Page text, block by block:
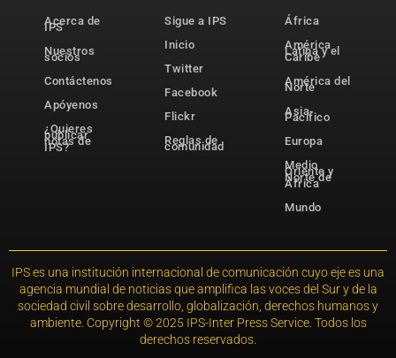
Acerca de
IPS
Nuestros
socios
Contáctenos
Apóyenos
¿Quieres
publicar
notas de
IPS?
Sigue a IPS
Inicio
Twitter
Facebook
Flickr
Reglas de
comunidad
África
América
Latina y el
Caribe
América del
Norte
Asia-
Pacífico
Europa
Medio
Oriente y
Norte de
África
Mundo
IPS es una institución internacional de comunicación cuyo eje es una
agencia mundial de noticias que amplifica las voces del Sur y de la
sociedad civil sobre desarrollo, globalización, derechos humanos y
ambiente. Copyright © 2025 IPS-Inter Press Service. Todos los
derechos reservados.